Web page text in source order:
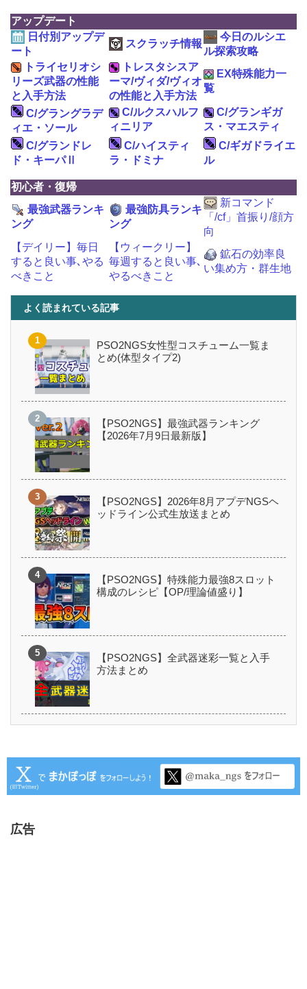
アップデート
日付別アップデ
ート
スクラッチ情報
今日のルシエ
ル探索攻略
トライセリオシ
リーズ武器の性能
と入手方法
トレスタシスア
ーマ/ヴィダ/ヴィオ
の性能と入手方法
EX特殊能力一
覧
C/グラングラデ
ィエ・ソール
C/ルクスハルフ
ィニリア
C/グランギガ
ス・マエスティ
C/グランドレ
ド・キーパⅡ
C/ハイスティ
ラ・ドミナ
C/ギガドライエ
ル
初心者・復帰
最強武器ランキ
ング
最強防具ランキ
ング
新コマンド
「/cf」首振り/顔方
向
【デイリー】毎日
すると良い事､やる
べきこと
【ウィークリー】
毎週すると良い事､
やるべきこと
鉱石の効率良
い集め方・群生地
よく読まれている記事
PSO2NGS女性型コスチューム一覧ま
とめ(体型タイプ2)
【PSO2NGS】最強武器ランキング
【2026年7月9日最新版】
【PSO2NGS】2026年8月アプデNGSヘ
ッドライン公式生放送まとめ
【PSO2NGS】特殊能力最強8スロット
構成のレシピ【OP/理論値盛り】
【PSO2NGS】全武器迷彩一覧と入手
方法まとめ
広告